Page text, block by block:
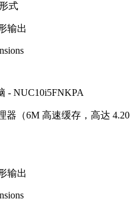
式
输出
- NUC10i5FNKPA
（6M 高速缓存，高达 4.20
输出